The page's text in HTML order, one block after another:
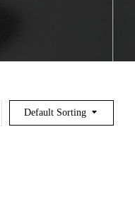
Default Sorting